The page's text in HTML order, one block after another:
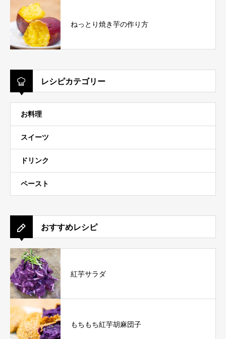
ねっとり焼き芋の作り方
レシピカテゴリー
お料理
スイーツ
ドリンク
ペースト
おすすめレシピ
紅芋サラダ
もちもち紅芋胡麻団子